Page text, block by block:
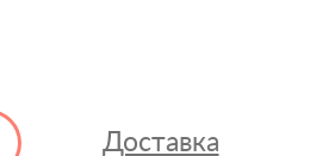
Доставка